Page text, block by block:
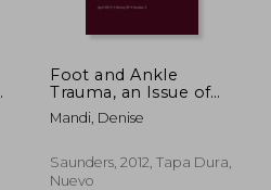
Foot and Ankle
Trauma, an Issue of
Clinics in Podiatric
Medicine and Surgery:
Inglés)
Mandi, Denise
Saunders, 2012, Tapa Dura,
Nuevo